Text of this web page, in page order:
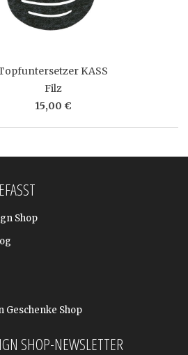
KASS
Filz
15,00 €
Shop
Geschenke Shop
SHOP-NEWSLETTER